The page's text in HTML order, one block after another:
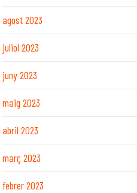
agost 2023
juliol 2023
juny 2023
maig 2023
abril 2023
març 2023
febrer 2023